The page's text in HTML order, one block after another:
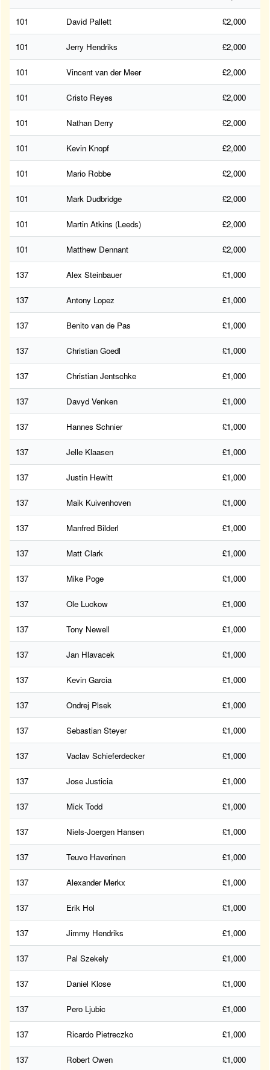
101 David Pallett £2,000
101 Jerry Hendriks £2,000
101 Vincent van der Meer £2,000
101 Cristo Reyes £2,000
101 Nathan Derry £2,000
101 Kevin Knopf £2,000
101 Mario Robbe £2,000
101 Mark Dudbridge £2,000
101 Martin Atkins (Leeds) £2,000
101 Matthew Dennant £2,000
137 Alex Steinbauer £1,000
137 Antony Lopez £1,000
137 Benito van de Pas £1,000
137 Christian Goedl £1,000
137 Christian Jentschke £1,000
137 Davyd Venken £1,000
137 Hannes Schnier £1,000
137 Jelle Klaasen £1,000
137 Justin Hewitt £1,000
137 Maik Kuivenhoven £1,000
137 Manfred Bilderl £1,000
137 Matt Clark £1,000
137 Mike Poge £1,000
137 Ole Luckow £1,000
137 Tony Newell £1,000
137 Jan Hlavacek £1,000
137 Kevin Garcia £1,000
137 Ondrej Plsek £1,000
137 Sebastian Steyer £1,000
137 Vaclav Schieferdecker £1,000
137 Jose Justicia £1,000
137 Mick Todd £1,000
137 Niels-Joergen Hansen £1,000
137 Teuvo Haverinen £1,000
137 Alexander Merkx £1,000
137 Erik Hol £1,000
137 Jimmy Hendriks £1,000
137 Pal Szekely £1,000
137 Daniel Klose £1,000
137 Pero Ljubic £1,000
137 Ricardo Pietreczko £1,000
137 Robert Owen £1,000